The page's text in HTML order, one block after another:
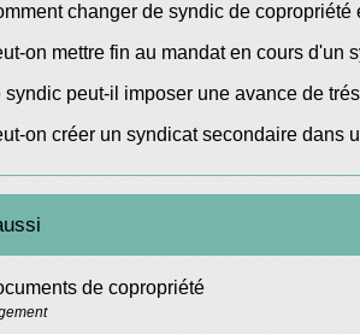
changer de syndic de copropriété
on mettre fin au mandat en cours d'un
syndic peut-il imposer une avance de
on créer un syndicat secondaire dans
de copropriété